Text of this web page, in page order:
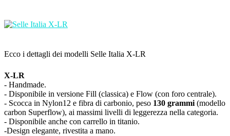
Ecco i dettagli dei modelli Selle Italia X-LR
X-LR
- Handmade.
- Disponibile in versione Fill (classica) e Flow (con foro centrale).
- Scocca in Nylon12 e fibra di carbonio, peso 130 grammi(modello
carbon Superflow), ai massimi livelli di leggerezza nella categoria.
- Disponibile anche con carrello in titanio.
-Design elegante, rivestita a mano.